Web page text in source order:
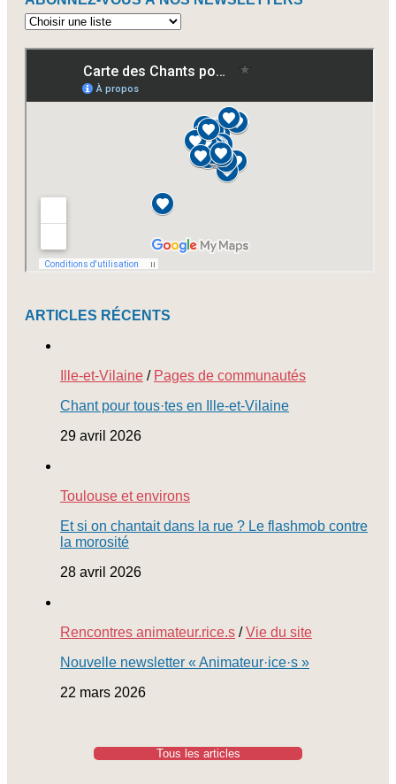
Abonnez-
à
newsletters
ARTICLES RÉCENTS
Ille-et-Vilaine / Pages de communautés
Chant pour tous·tes en Ille-et-Vilaine
29 avril 2026
Toulouse et environs
Et si on chantait dans la rue ? Le flashmob contre
la morosité
28 avril 2026
Rencontres animateur.rice.s /Vie du site
Nouvelle newsletter « Animateur·ice·s »
22 mars 2026
Tous les articles